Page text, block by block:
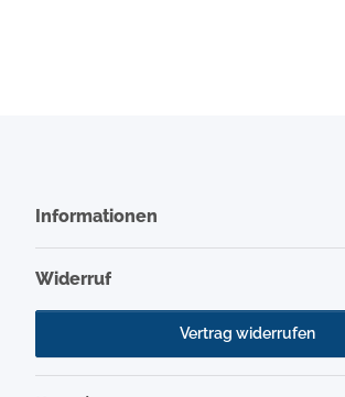
Informationen
Widerruf
Vertrag widerrufen